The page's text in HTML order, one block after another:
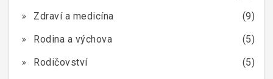
Zdraví a medicína
(9)
Rodina a výchova
(5)
Rodičovství
(5)